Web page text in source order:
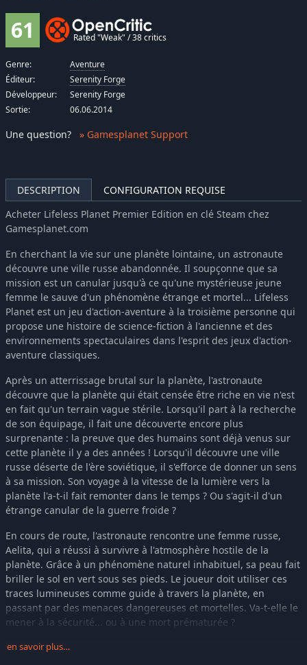
DESCRIPTION
CONFIGURATION REQUISE
Acheter Lifeless Planet Premier Edition en clé Steam chez
Gamesplanet.com
En cherchant la vie sur une planète lointaine, un astronaute
découvre une ville russe abandonnée. Il soupçonne que sa
mission est un canular jusqu'à ce qu'une mystérieuse jeune
femme le sauve d'un phénomène étrange et mortel... Lifeless
Planet est un jeu d'action-aventure à la troisième personne qui
propose une histoire de science-fiction à l'ancienne et des
environnements spectaculaires dans l'esprit des jeux d'action-
aventure classiques.
Après un atterrissage brutal sur la planète, l'astronaute
découvre que la planète qui était censée être riche en vie n'est
en fait qu'un terrain vague stérile. Lorsqu'il part à la recherche
de son équipage, il fait une découverte encore plus
surprenante : la preuve que des humains sont déjà venus sur
cette planète il y a des années ! Lorsqu'il découvre une ville
russe déserte de l'ère soviétique, il s'efforce de donner un sens
à sa mission. Son voyage à la vitesse de la lumière vers la
planète l'a-t-il fait remonter dans le temps ? Ou s'agit-il d'un
étrange canular de la guerre froide ?
En cours de route, l'astronaute rencontre une femme russe,
Aelita, qui a réussi à survivre à l'atmosphère hostile de la
planète. Grâce à un phénomène naturel inhabituel, sa peau fait
briller le sol en vert sous ses pieds. Le joueur doit utiliser ces
traces lumineuses comme guide à travers la planète, en
passant par des menaces dangereuses et mortelles. Va-t-elle le
mener à la sécurité... ou à une mort prématurée ?
Lifeless Planet s'inspire des récits de science-fiction de l'époque
en savoir plus…
61 Rated "Weak" / 38 critics
Genre:
Aventure
Éditeur:
Serenity Forge
Développeur:
Serenity Forge
Sortie:
06.06.2014
Une question? » Gamesplanet Support